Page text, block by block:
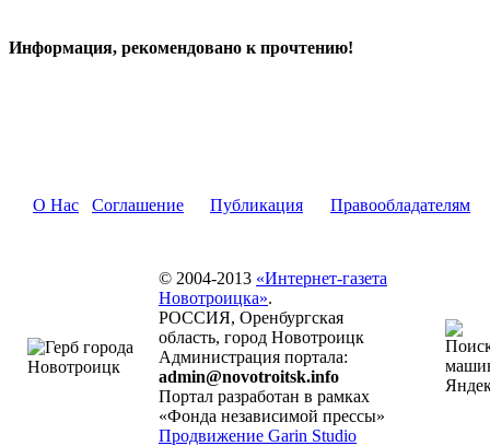
Информация, рекомендовано к прочтению!
О Нас Соглашение Публикация Правообладателям
© 2004-2013 «Интернет-газета
Новотроицка».
РОССИЯ, Оренбургская
область, город Новотроицк
Администрация портала:
admin@novotroitsk.info
Портал разработан в рамках
«Фонда независимой прессы»
Продвижение Garin Studio